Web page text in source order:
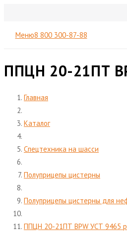
Меню8 800 300-87-88
ППЦН 20-21ПТ
Главная
Каталог
Спецтехника на шасси
Полуприцепы цистерны
Полуприцепы цистерны для
ППЦН 20-21ПТ BPW УСТ 9465